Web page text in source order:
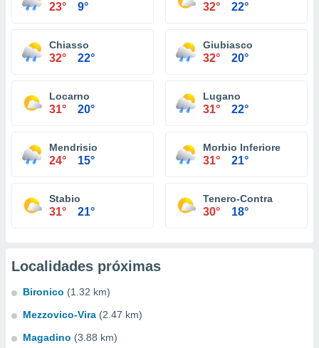
23° 9° 32° 22°
Chiasso
32° 22°
Giubiasco
32° 20°
Locarno
31° 20°
Lugano
31° 22°
Mendrisio
24° 15°
Morbio Inferiore
31° 21°
Stabio
31° 21°
Tenero-Contra
30° 18°
Localidades próximas
Bironico (1.32 km)
Mezzovico-Vira (2.47 km)
Magadino (3.88 km)